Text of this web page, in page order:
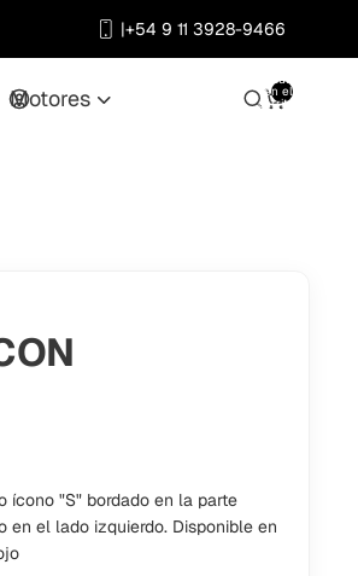
|+54 9 11 3928-9466
motores
Cuenta
Otras opciones de inicio de
artículos
en el
carrito:
0
ícono "S" bordado en la parte
en el lado izquierdo. Disponible en